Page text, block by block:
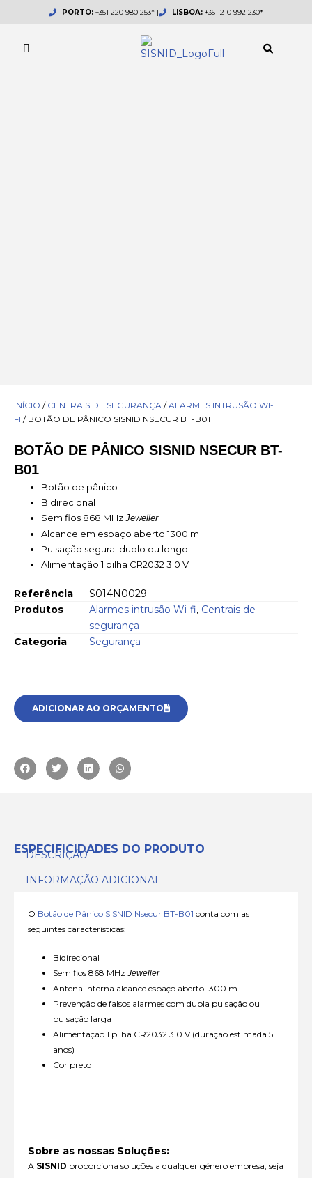
PORTO: +351 220 980 253* | LISBOA:+351 210 992 230*
INÍCIO / CENTRAIS DE SEGURANÇA /ALARMES INTRUSÃO WI-
FI / BOTÃO DE PÂNICO SISNID NSECUR BT-B01
BOTÃO DE PÂNICO SISNID NSECUR BT-
B01
Botão de pânico
Bidirecional
Sem fios 868 MHz Jeweller
Alcance em espaço aberto 1300 m
Pulsação segura: duplo ou longo
Alimentação 1 pilha CR2032 3.0 V
Referência
S014N0029
Produtos
Alarmes intrusão Wi-fi, Centrais de
segurança
Categoria
Segurança
ADICIONAR AO ORÇAMENTO
ESPECIFICIDADES DO PRODUTO
DESCRIÇÃO
INFORMAÇÃO ADICIONAL
O Botão de Pânico SISNID Nsecur BT-B01 conta com as
seguintes características:
Bidirecional
Sem fios 868 MHz Jeweller
Antena interna alcance espaço aberto 1300 m
Prevenção de falsos alarmes com dupla pulsação ou
pulsação larga
Alimentação 1 pilha CR2032 3.0 V (duração estimada 5
anos)
Cor preto
Sobre as nossas Soluções:
A SISNID proporciona soluções a qualquer género empresa, seja